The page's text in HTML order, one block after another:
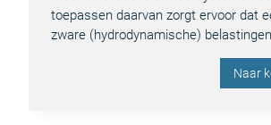
toepassen daarvan zorgt ervoor dat
zware (hydrodynamische)
Naar